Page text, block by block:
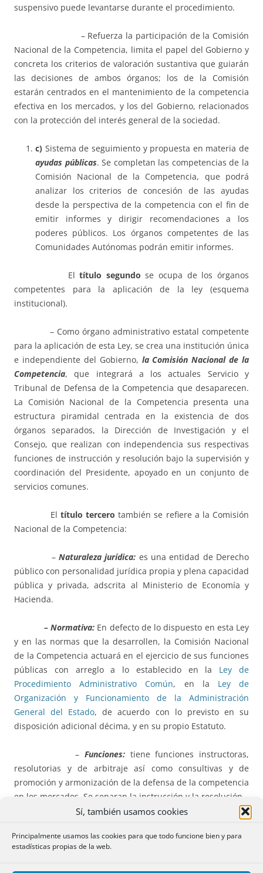
Sí, también usamos cookies
Principalmente usamos las cookies para que todo funcione bien y para
estadísticas propias de la web.
suspensivo puede levantarse durante el procedimiento.
– Refuerza la participación de la Comisión
Nacional de la Competencia, limita el papel del Gobierno y
concreta los criterios de valoración sustantiva que guiarán
las decisiones de ambos órganos; los de la Comisión
estarán centrados en el mantenimiento de la competencia
efectiva en los mercados, y los del Gobierno, relacionados
con la protección del interés general de la sociedad.
c) Sistema de seguimiento y propuesta en materia de
ayudas públicas. Se completan las competencias de la
Comisión Nacional de la Competencia, que podrá
analizar los criterios de concesión de las ayudas
desde la perspectiva de la competencia con el fin de
emitir informes y dirigir recomendaciones a los
poderes públicos. Los órganos competentes de las
Comunidades Autónomas podrán emitir informes.
Eltítulo segundo se ocupa de los órganos
competentes para la aplicación de la ley (esquema
institucional).
– Como órgano administrativo estatal competente
para la aplicación de esta Ley, se crea una institución única
e independiente del Gobierno, la Comisión Nacional de la
Competencia, que integrará a los actuales Servicio y
Tribunal de Defensa de la Competencia que desaparecen.
La Comisión Nacional de la Competencia presenta una
estructura piramidal centrada en la existencia de dos
órganos separados, la Dirección de Investigación y el
Consejo, que realizan con independencia sus respectivas
funciones de instrucción y resolución bajo la supervisión y
coordinación del Presidente, apoyado en un conjunto de
servicios comunes.
El título tercero también se refiere a la Comisión
Nacional de la Competencia:
–Naturaleza jurídica: es una entidad de Derecho
público con personalidad jurídica propia y plena capacidad
pública y privada, adscrita al Ministerio de Economía y
Hacienda.
– Normativa: En defecto de lo dispuesto en esta Ley
y en las normas que la desarrollen, la Comisión Nacional
de la Competencia actuará en el ejercicio de sus funciones
públicas con arreglo a lo establecido en la Ley de
Procedimiento Administrativo Común, en la Ley de
Organización y Funcionamiento de la Administración
General del Estado, de acuerdo con lo previsto en su
disposición adicional décima, y en su propio Estatuto.
– Funciones:tiene funciones instructoras,
resolutorias y de arbitraje así como consultivas y de
promoción y armonización de la defensa de la competencia
en los mercados. Se separan la instrucción y la resolución.
criterio de esta institución con respecto al Gobierno. Sin
embargo, los altos cargos serán nombrados por el